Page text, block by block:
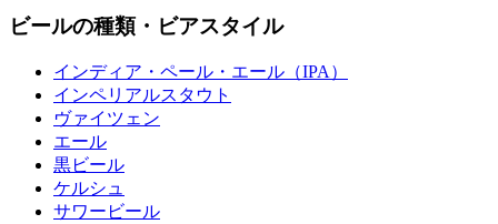
ビールの種類・ビアスタイル
インディア・ペール・エール（IPA）
インペリアルスタウト
ヴァイツェン
エール
黒ビール
ケルシュ
サワービール